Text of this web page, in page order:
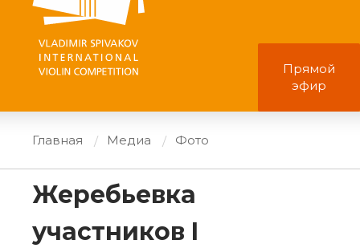
Прямой
эфир
Главная Медиа Фото
Жеребьевка
участников I